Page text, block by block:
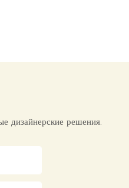
дизайнерские решения.